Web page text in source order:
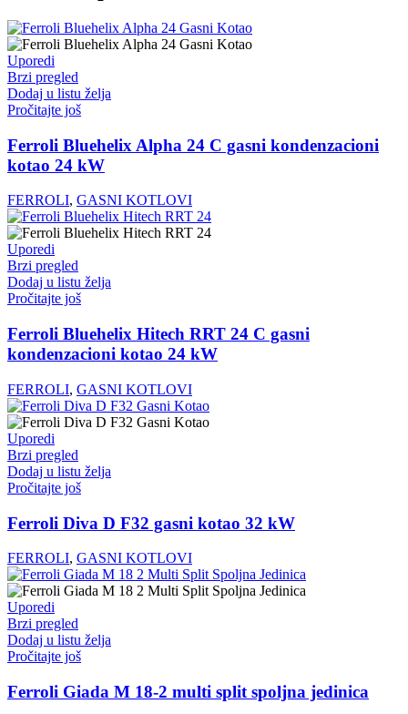
Uporedi
Brzi pregled
Dodaj u listu želja
Pročitajte još
Ferroli Bluehelix Alpha 24 C gasni kondenzacioni
kotao 24 kW
FERROLI, GASNI KOTLOVI
Uporedi
Brzi pregled
Dodaj u listu želja
Pročitajte još
Ferroli Bluehelix Hitech RRT 24 C gasni
kondenzacioni kotao 24 kW
FERROLI, GASNI KOTLOVI
Uporedi
Brzi pregled
Dodaj u listu želja
Pročitajte još
Ferroli Diva D F32 gasni kotao 32 kW
FERROLI, GASNI KOTLOVI
Uporedi
Brzi pregled
Dodaj u listu želja
Pročitajte još
Ferroli Giada M 18-2 multi split spoljna jedinica